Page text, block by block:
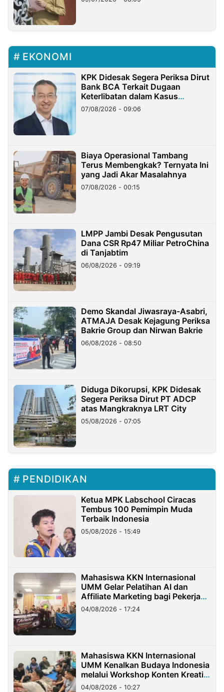
EKONOMI
KPK Didesak Segera Periksa Dirut
Bank BCA Terkait Dugaan
Keterlibatan dalam Kasus
Hilangnya Dana Nasabah Rp2,58
Miliar
07/08/2026 - 09:06
Biaya Operasional Tambang
Terus Membengkak? Ternyata Ini
yang Jadi Akar Masalahnya
07/08/2026 - 00:15
LMPP Jambi Desak Pengusutan
Dana CSR Rp47 Miliar PetroChina
di Tanjabtim
06/08/2026 - 09:19
Demo Skandal Jiwasraya-Asabri,
ATMAJA Desak Kejagung Periksa
Bakrie Group dan Nirwan Bakrie
06/08/2026 - 08:50
Diduga Dikorupsi, KPK Didesak
Segera Periksa Dirut PT ADCP
atas Mangkraknya LRT City
05/08/2026 - 07:05
PENDIDIKAN
Ketua MPK Labschool Ciracas
Tembus 100 Pemimpin Muda
Terbaik Indonesia
05/08/2026 - 15:49
Mahasiswa KKN Internasional
UMM Gelar Pelatihan AI dan
Affiliate Marketing bagi Pekerja
Migran Indonesia di Taiwan
04/08/2026 - 17:24
Mahasiswa KKN Internasional
UMM Kenalkan Budaya Indonesia
melalui Workshop Konten Kreatif
di Taiwan
04/08/2026 - 10:27